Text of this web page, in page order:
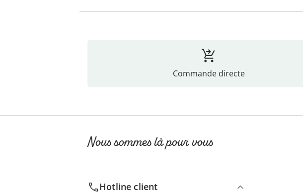
Commande directe
Nous sommes là pour vous
Hotline client